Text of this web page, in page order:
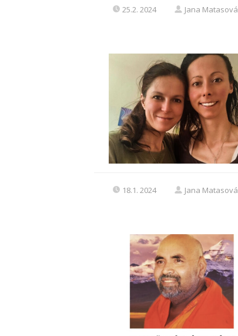
25.2. 2024 Jana Matasová
18.1. 2024 Jana Matasová